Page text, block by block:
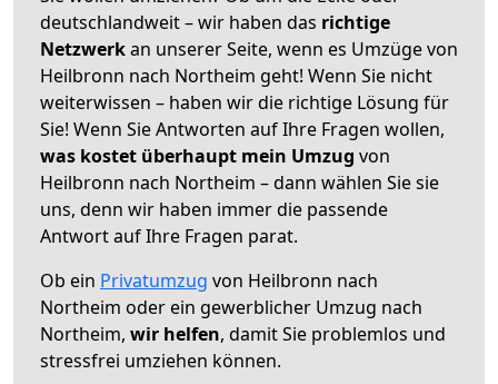
deutschlandweit – wir haben das richtige
Netzwerkan unserer Seite, wenn es Umzüge von
Heilbronn nach Northeim geht! Wenn Sie nicht
weiterwissen – haben wir die richtige Lösung für
Sie! Wenn Sie Antworten auf Ihre Fragen wollen,
was kostet überhaupt mein Umzug von
Heilbronn nach Northeim – dann wählen Sie sie
uns, denn wir haben immer die passende
Antwort auf Ihre Fragen parat.
Ob ein Privatumzug von Heilbronn nach
Northeim oder ein gewerblicher Umzug nach
Northeim, wir helfen, damit Sie problemlos und
stressfrei umziehen können.